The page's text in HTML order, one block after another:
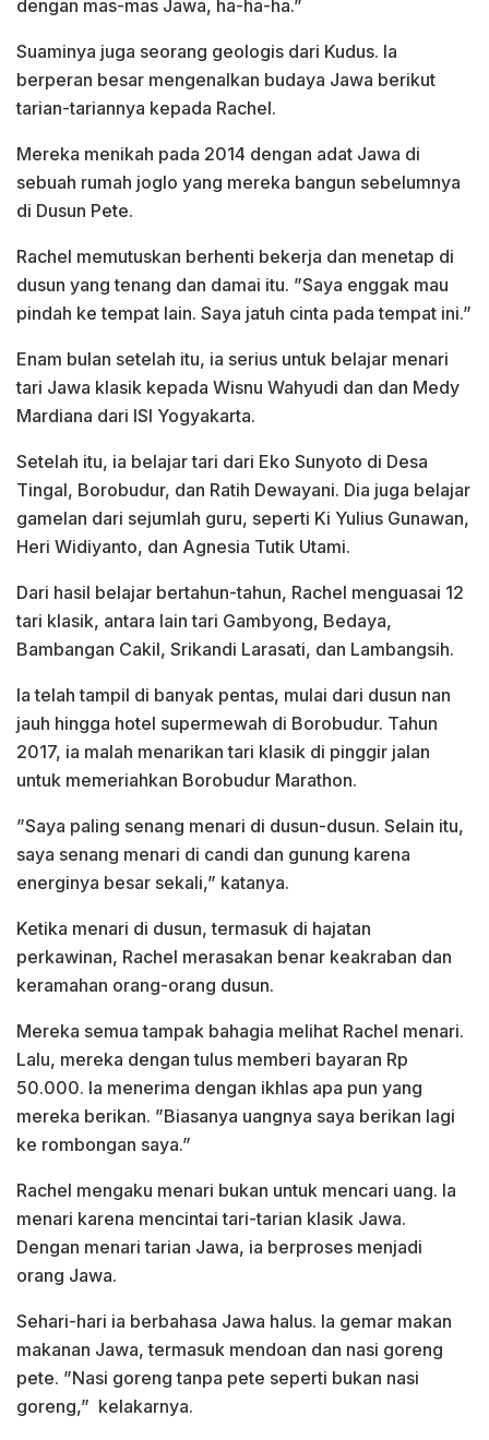
dengan mas-mas Jawa, ha-ha-ha.”
Suaminya juga seorang geologis dari Kudus. Ia
berperan besar mengenalkan budaya Jawa berikut
tarian-tariannya kepada Rachel.
Mereka menikah pada 2014 dengan adat Jawa di
sebuah rumah joglo yang mereka bangun sebelumnya
di Dusun Pete.
Rachel memutuskan berhenti bekerja dan menetap di
dusun yang tenang dan damai itu. ”Saya enggak mau
pindah ke tempat lain. Saya jatuh cinta pada tempat ini.”
Enam bulan setelah itu, ia serius untuk belajar menari
tari Jawa klasik kepada Wisnu Wahyudi dan dan Medy
Mardiana dari ISI Yogyakarta.
Setelah itu, ia belajar tari dari Eko Sunyoto di Desa
Tingal, Borobudur, dan Ratih Dewayani. Dia juga belajar
gamelan dari sejumlah guru, seperti Ki Yulius Gunawan,
Heri Widiyanto, dan Agnesia Tutik Utami.
Dari hasil belajar bertahun-tahun, Rachel menguasai 12
tari klasik, antara lain tari Gambyong, Bedaya,
Bambangan Cakil, Srikandi Larasati, dan Lambangsih.
Ia telah tampil di banyak pentas, mulai dari dusun nan
jauh hingga hotel supermewah di Borobudur. Tahun
2017, ia malah menarikan tari klasik di pinggir jalan
untuk memeriahkan Borobudur Marathon.
”Saya paling senang menari di dusun-dusun. Selain itu,
saya senang menari di candi dan gunung karena
energinya besar sekali,” katanya.
Ketika menari di dusun, termasuk di hajatan
perkawinan, Rachel merasakan benar keakraban dan
keramahan orang-orang dusun.
Mereka semua tampak bahagia melihat Rachel menari.
Lalu, mereka dengan tulus memberi bayaran Rp
50.000. Ia menerima dengan ikhlas apa pun yang
mereka berikan. ”Biasanya uangnya saya berikan lagi
ke rombongan saya.”
Rachel mengaku menari bukan untuk mencari uang. Ia
menari karena mencintai tari-tarian klasik Jawa.
Dengan menari tarian Jawa, ia berproses menjadi
orang Jawa.
Sehari-hari ia berbahasa Jawa halus. Ia gemar makan
makanan Jawa, termasuk mendoan dan nasi goreng
pete. ”Nasi goreng tanpa pete seperti bukan nasi
goreng,” kelakarnya.